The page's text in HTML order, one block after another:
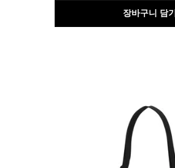
개
장바구니 담기